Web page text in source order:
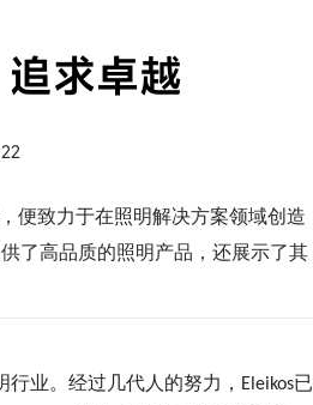
求卓越
便致力于在照明解决方案领域创造
了高品质的照明产品，还展示了其
业。经过几代人的努力， Eleikos已